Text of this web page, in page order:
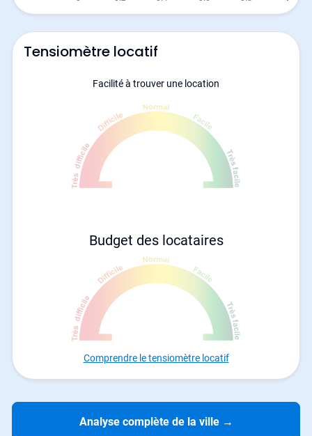
Tensiomètre locatif
Facilité à trouver une location
Budget des locataires
Comprendre le tensiomètre locatif
Analyse complète de la ville →